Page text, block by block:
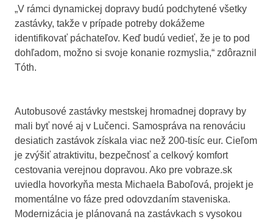
„V rámci dynamickej dopravy budú podchytené všetky
zastávky, takže v prípade potreby dokážeme
identifikovať páchateľov. Keď budú vedieť, že je to pod
dohľadom, možno si svoje konanie rozmyslia,“ zdôraznil
Tóth.
Autobusové zastávky mestskej hromadnej dopravy by
mali byť nové aj v Lučenci. Samospráva na renováciu
desiatich zastávok získala viac než 200-tisíc eur. Cieľom
je zvýšiť atraktivitu, bezpečnosť a celkový komfort
cestovania verejnou dopravou. Ako pre vobraze.sk
uviedla hovorkyňa mesta Michaela Baboľová, projekt je
momentálne vo fáze pred odovzdaním staveniska.
Modernizácia je plánovaná na zastávkach s vysokou